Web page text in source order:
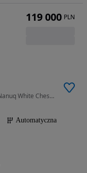
1499 cm3 • 136 KM • MINI Clubman Cooper Nanuq White Chester Malt Brown 2023 , bezwypadkowy , 1własciciel , ASO
Automatyczna
119 000 PLN